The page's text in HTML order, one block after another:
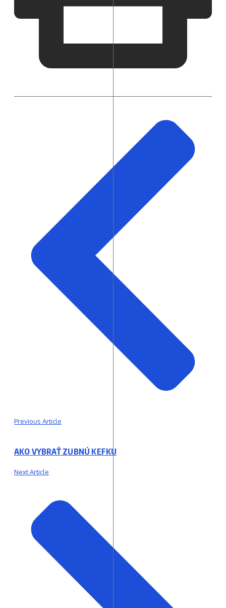
Previous Article
AKO VYBRAŤ ZUBNÚ KEFKU
Next Article